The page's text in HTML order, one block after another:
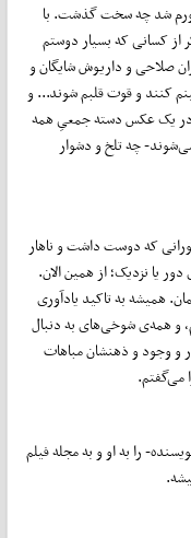
شد چه سخت گذشت. با
کسانی که بسیار دوستم
صلاحی و داریوش شایگان و
کنند و قوت قلبم شوند... و
در یک عکس دسته جمعیِ همه
چه تلخ و دشوار
که دوست داشت و ناهار
یا نزدیک؛ از همین الان.
همیشه به تاکید یادآوری
و همه‌ی شوخی‌های به دنبال
و وجود و ذهنشان مباهات
را به او و به مجله فیلم